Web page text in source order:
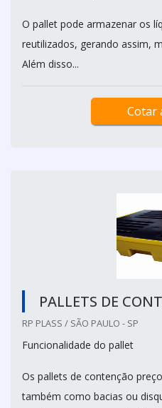
O pallet pode armazenar os
reutilizados, gerando assim,
Além disso...
Cotar
PALLETS DE
RP PLASS / SÃO PAULO - SP
Funcionalidade do pallet
Os pallets de contenção
também como bacias ou